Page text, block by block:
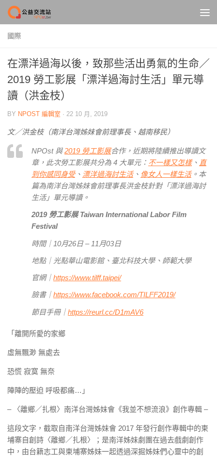
Skip to content
國際
在漂洋過海以後，致那些活出勇氣的生命／
2019 勞工影展「漂洋過海討生活」單元導
讀（洪金枝）
BY NPOST 編輯室 · 22 10 月, 2019
文／洪金枝（南洋台灣姊妹會前理事長、越南移民）
NPOst 與2019 勞工影展合作，近期將陸續推出導讀文
章，此次勞工影展共分為 4 大單元： 不一樣又怎樣、 直
到你感同身受、 漂洋過海討生活、 像女人一樣生活。本
篇為南洋台灣姊妹會前理事長洪金枝針對「漂洋過海討
生活」單元導讀。
2019 勞工影展Taiwan International Labor Film
Festival
時間｜10月26日 – 11月03日
地點｜光點華山電影館、臺北科技大學、師範大學
官網｜ https://www.tilff.taipei/
臉書｜ https://www.facebook.com/TILFF2019/
節目手冊｜ https://reurl.cc/D1mAV6
「離開所愛的家鄉
虛無飄渺 無處去
恐慌 寂寞 無奈
陣陣的壓迫 呼吸都痛…」
– 〈離鄉／扎根〉南洋台灣姊妹會《我並不想流浪》創作專輯 –
這段文字，截取自南洋台灣姊妹會 2017 年發行創作專輯中的柬
埔寨自創詩〈離鄉／扎根〉；是南洋姊妹劇團在過去戲劇創作
中，由台籍志工與柬埔寨姊妹一起透過深掘姊妹們心靈中的創